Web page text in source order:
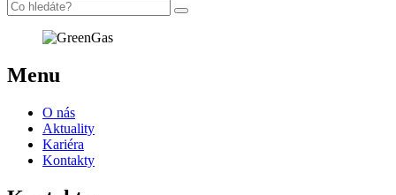
Menu
O nás
Aktuality
Kariéra
Kontakty